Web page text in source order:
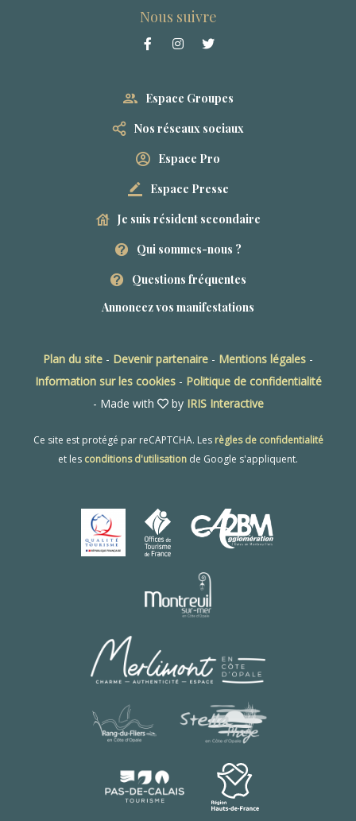
Nous suivre
Espace Groupes
Nos réseaux sociaux
Espace Pro
Espace Presse
Je suis résident secondaire
Qui sommes-nous ?
Questions fréquentes
Annoncez vos manifestations
Plan du site - Devenir partenaire - Mentions légales -
Information sur les cookies- Politique de confidentialité
- Made with
by IRIS Interactive
Ce site est protégé par reCAPTCHA. Les règles de confidentialité
et les conditions d'utilisation de Google s'appliquent.